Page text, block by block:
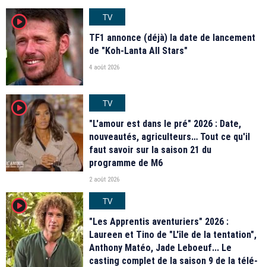
player2
TV
TF1 annonce (déjà) la date de lancement
de "Koh-Lanta All Stars"
4 août 2026
player2
TV
"L'amour est dans le pré" 2026 : Date,
nouveautés, agriculteurs… Tout ce qu'il
faut savoir sur la saison 21 du
programme de M6
2 août 2026
player2
TV
"Les Apprentis aventuriers" 2026 :
Laureen et Tino de "L'île de la tentation",
Anthony Matéo, Jade Leboeuf... Le
casting complet de la saison 9 de la télé-